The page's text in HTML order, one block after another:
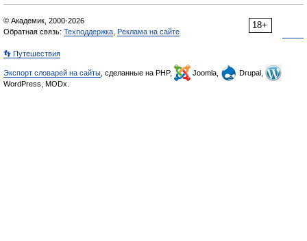
18+
© Академик, 2000-2026
Обратная связь: Техподдержка Реклама на сайте
👣 Путешествия
Экспорт словарей на сайты , сделанные на PHP, Joomla,
Drupal,
WordPress, MODx.